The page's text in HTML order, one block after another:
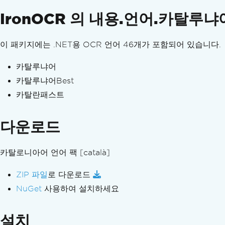
IronOCR 유틸리티
OCR 영역 좌표
광학 마크 인식 (OMR)
문제 해결 가이드
Visual Studio용 Visual C++ 재배포 가능 패키지
IronOCR에 라이선스 키를 적용하세요
OcrResult 클래스에서 X 및 Y 좌표가 변경됩니다.
다양한 이미지 처리 기법을 적용하여 이미지를 저
신분증
로컬 머신에서 Azure Functions 프로젝트 디버
IronOCR 의 내용.언어.카탈루냐
이 패키지에는 .NET용 OCR 언어 46개가 포함되어 있습니다.
카탈루냐어
카탈루냐어Best
카탈란패스트
다운로드
카탈로니아어 언어 팩 [català]
ZIP 파일 로 다운로드
NuGet 사용하여 설치하세요
설치